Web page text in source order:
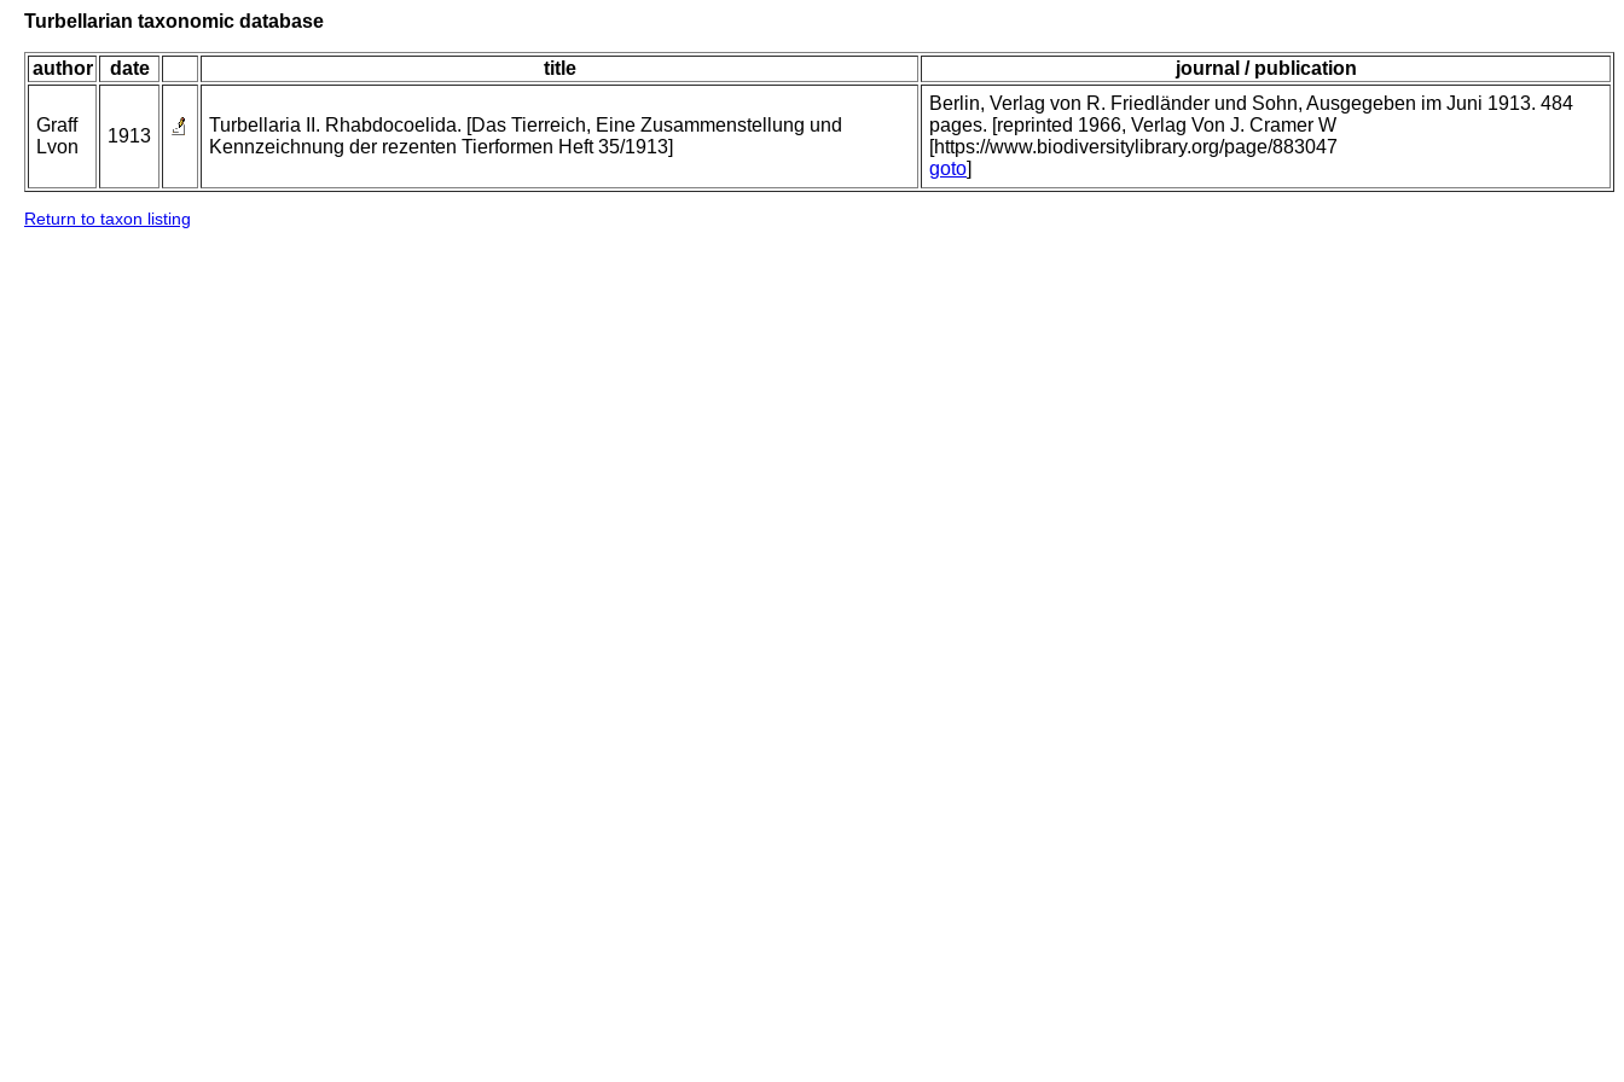
Turbellarian taxonomic database
author date title journal / publication
Graff
Lvon
1913
Turbellaria II. Rhabdocoelida. [Das Tierreich, Eine Zusammenstellung und
Kennzeichnung der rezenten Tierformen Heft 35/1913]
Berlin, Verlag von R. Friedländer und Sohn, Ausgegeben im Juni 1913. 484
pages. [reprinted 1966, Verlag Von J. Cramer W
[https://www.biodiversitylibrary.org/page/883047
goto]
Return to taxon listing